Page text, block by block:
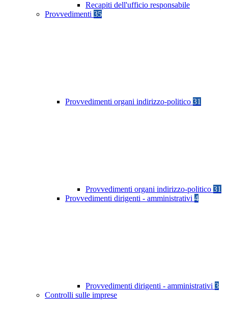
Recapiti dell'ufficio responsabile
Provvedimenti 35
Provvedimenti organi indirizzo-politico 31
Provvedimenti organi indirizzo-politico 31
Provvedimenti dirigenti - amministrativi 4
Provvedimenti dirigenti - amministrativi 3
Controlli sulle imprese